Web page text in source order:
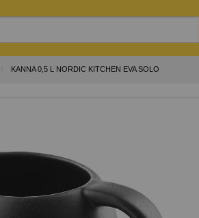
KANNA 0,5 L NORDIC KITCHEN EVA SOLO